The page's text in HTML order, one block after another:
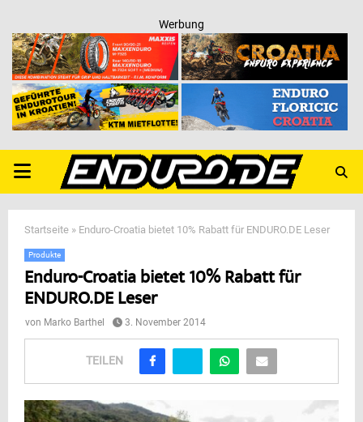
Werbung
PRIMARY
MENU
Startseite » Enduro-Croatia bietet 10% Rabatt für ENDURO.DE Leser
Produkte
Enduro-Croatia bietet 10% Rabatt für
ENDURO.DE Leser
von Marko Barthel 3. November 2014
TEILEN